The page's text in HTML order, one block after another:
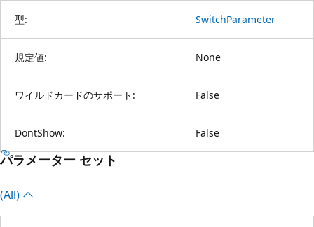
型: SwitchParameter
規定値: None
ワイルドカードのサポート: False
DontShow: False
パラメーター セット
(All)